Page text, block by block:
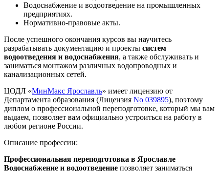
Водоснабжение и водоотведение на промышленных
предприятиях.
Нормативно-правовые акты.
После успешного окончания курсов вы научитесь
разрабатывать документацию и проекты систем
водоотведения и водоснабжения, а также обслуживать и
заниматься монтажом различных водопроводных и
канализационных сетей.
ЦОДЛ «МинМакс Ярославль» имеет лицензию от
Департамента образования (Лицензия No 039895), поэтому
диплом о профессиональной переподготовке, который мы вам
выдаем, позволяет вам официально устроиться на работу в
любом регионе России.
Описание профессии:
Профессиональная переподготовка в Ярославле
Водоснабжение и водоотведение позволяет заниматься